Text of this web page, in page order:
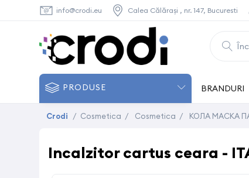
info@crodi.eu Calea Călărași , nr. 147, Bucuresti
PRODUSE BRANDURI
Crodi / Cosmetica / Cosmetica / КОЛА МАСКА
Incalzitor cartus ceara -